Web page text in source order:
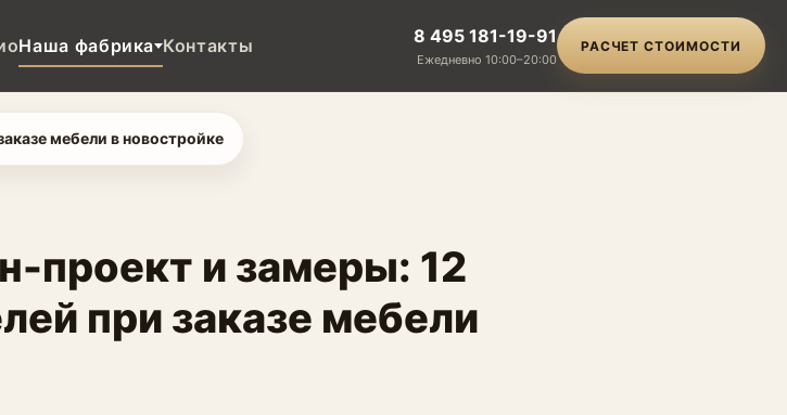
Наша фабрика Контакты 8 495 181-19-91
Ежедневно 10:00–20:00
РАСЧЕТ СТОИМОСТИ
мебели в новостройке
проект и замеры: 12
при заказе мебели